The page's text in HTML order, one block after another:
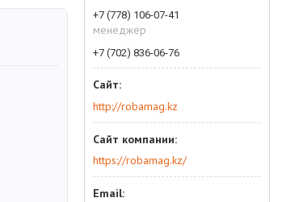
+7 (778) 106-07-41
менеджер
+7 (702) 836-06-76
http://robamag.kz
https://robamag.kz/